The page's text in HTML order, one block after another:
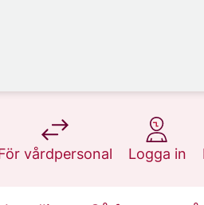
vårdpersonal
på 1177.se
Logga in
på 1177.se